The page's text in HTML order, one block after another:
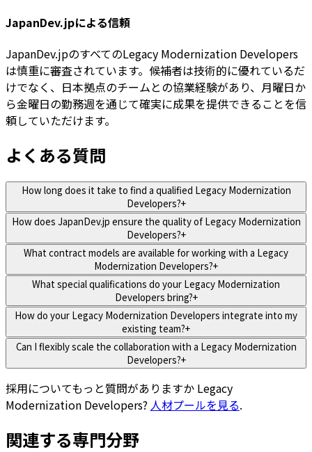
JapanDev.jpによる信頼
JapanDev.jpのすべてのLegacy Modernization Developers
は慎重に審査されています。候補者は技術的に優れているだ
けでなく、日本拠点のチームとの協業経験があり、月曜日か
ら金曜日の勤務週を通じて確実に成果を提供できることを信
頼していただけます。
よくある質問
How long does it take to find a qualified Legacy Modernization
Developers?+
How does JapanDev.jp ensure the quality of Legacy Modernization
Developers?+
What contract models are available for working with a Legacy
Modernization Developers?+
What special qualifications do your Legacy Modernization
Developers bring?+
How do your Legacy Modernization Developers integrate into my
existing team?+
Can I flexibly scale the collaboration with a Legacy Modernization
Developers?+
採用についてもっと質問がありますか Legacy
Modernization Developers? 人材プールを見る.
関連する専門分野